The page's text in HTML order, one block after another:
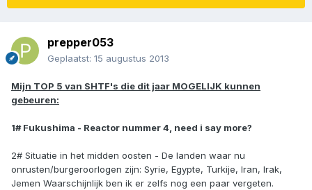
prepper053
Geplaatst: 15 augustus 2013
Mijn TOP 5 van SHTF's die dit jaar MOGELIJK kunnen
gebeuren:
1# Fukushima - Reactor nummer 4, need i say more?
2# Situatie in het midden oosten - De landen waar nu
onrusten/burgeroorlogen zijn: Syrie, Egypte, Turkije, Iran, Irak,
Jemen Waarschijnlijk ben ik er zelfs nog een paar vergeten.